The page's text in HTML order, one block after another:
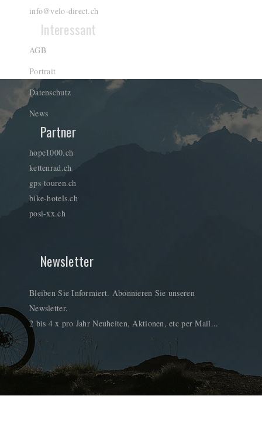
info@velo-direct.ch
Interessant
AGB
Portrait
Datenschutz
News
Partner
hope1000.ch
kettenrad.ch
gps-touren.ch
bike-hotels.ch
posi-xx.ch
Newsletter
Bleiben Sie Informiert. Abonnieren Sie unseren
Newsletter.
2 bis 4 x pro Jahr Neuheiten, Aktionen, etc per Mail...